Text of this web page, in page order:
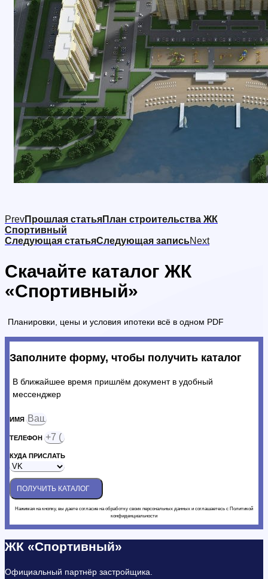
PrevПрошлая статьяПлан строительства ЖК
Спортивный
Следующая статьяСледующая записьNext
Скачайте каталог ЖК
«Спортивный»
Планировки, цены и условия ипотеки всё в одном PDF
Заполните форму, чтобы получить каталог
В ближайшее время пришлём документ в удобный
мессенджер
ИМЯ
ТЕЛЕФОН
КУДА ПРИСЛАТЬ
ПОЛУЧИТЬ КАТАЛОГ
Нажимая на кнопку, вы даете согласие на обработку своих персональных данных и соглашаетесь с Политикой
конфиденциальности
ЖК «Спортивный»
Официальный партнёр застройщика.